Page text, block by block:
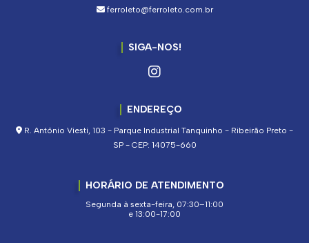
ferroleto@ferroleto.com.br
SIGA-NOS!
ENDEREÇO
R. Antônio Viesti, 103 - Parque Industrial Tanquinho - Ribeirão Preto -
SP - CEP: 14075-660
HORÁRIO DE ATENDIMENTO
Segunda à sexta-feira, 07:30–11:00
e 13:00-17:00